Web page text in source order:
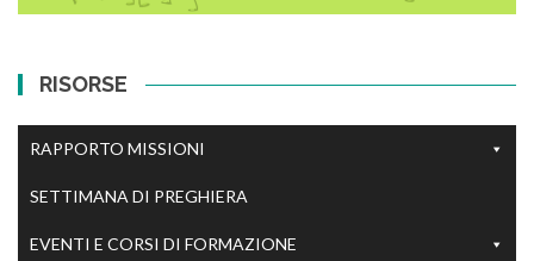
RISORSE
RAPPORTO MISSIONI
SETTIMANA DI PREGHIERA
EVENTI E CORSI DI FORMAZIONE